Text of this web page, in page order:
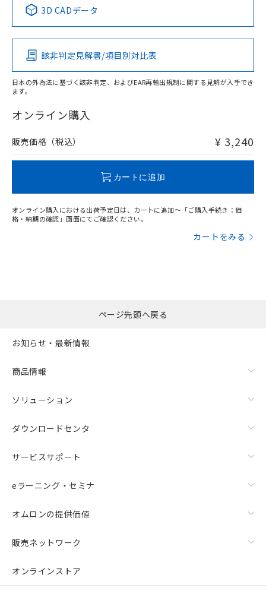
Pb Hg Cd Cr(VI)
O
在庫等で未対応品が混在する可能性があります。
問い合わせください。
3D CADデータ
該非判定見解書/項目別対比表
日本の外為法に基づく該非判定、およびEAR再輸出規制に関する見解が入手でき
ます。
オンライン購入
販売価格（税込） ¥ 3,240
カートに追加
オンライン購入における出荷予定日は、カートに追加～「ご購入手続き：価
格・納期の確認」画面にてご確認ください。
カートをみる
ページ先頭へ戻る
お知らせ・最新情報
商品情報
ソリューション
ダウンロードセンタ
サービスサポート
eラーニング・セミナ
オムロンの提供価値
販売ネットワーク
オンラインストア